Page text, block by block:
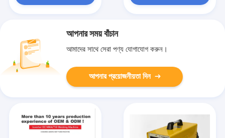
আপনার সময় বাঁচান
আমাদের সাথে সেরা পণ্য যোগাযোগ করুন।
আপনার প্রয়োজনীয়তা দিন